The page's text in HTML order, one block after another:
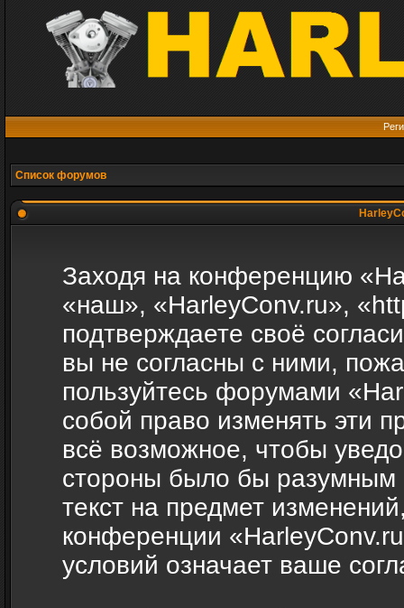
Список форумов
Заходя на конференцию
«наш», «HarleyConv.ru»,
подтверждаете своё
вы не согласны с ними,
пользуйтесь форумами
собой право изменять эти
всё возможное, чтобы
стороны было бы разумным
текст на предмет
конференции
условий означает ваше